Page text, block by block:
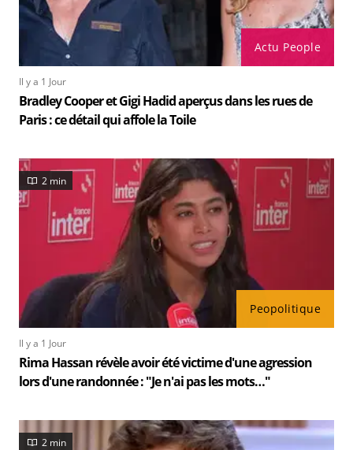
Actu People
Il y a 1 Jour
Bradley Cooper et Gigi Hadid aperçus dans les rues de
Paris : ce détail qui affole la Toile
Peopolitique
2 min
Il y a 1 Jour
Rima Hassan révèle avoir été victime d'une agression
lors d'une randonnée : "Je n'ai pas les mots…"
2 min